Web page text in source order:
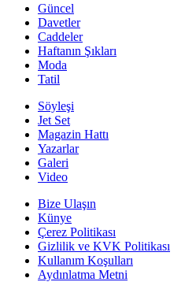
Güncel
Davetler
Caddeler
Haftanın Şıkları
Moda
Tatil
Söyleşi
Jet Set
Magazin Hattı
Yazarlar
Galeri
Video
Bize Ulaşın
Künye
Çerez Politikası
Gizlilik ve KVK Politikası
Kullanım Koşulları
Aydınlatma Metni